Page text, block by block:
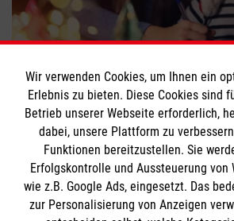
Nikolaus-Aktion der Malteser
Ehrenamt #Freizeitaktivitäten
Bewerte diesen
Wir verwenden Cookies, um Ihnen ein
Erlebnis zu bieten. Diese Cookies sind
Betrieb unserer Webseite erforderlich,
dabei, unsere Plattform zu
Funktionen bereitzustellen. Sie
Erfolgskontrolle und Aussteuerung von
wie z.B. Google Ads, eingesetzt. Das
zur Personalisierung von Anzeigen